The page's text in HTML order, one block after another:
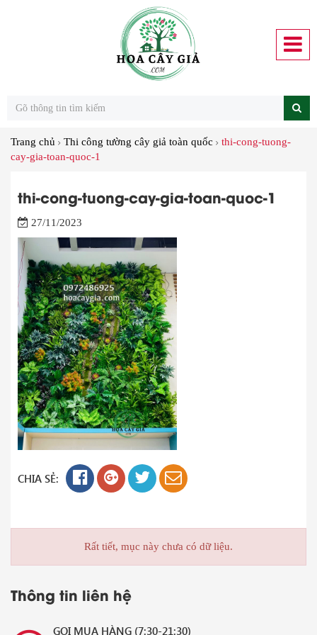
Trang chủ Thi công tường cây giả toàn quốc
thi-cong-tuong-
cay-gia-toan-quoc-1
thi-cong-tuong-cay-gia-toan-quoc-1
27/11/2023
CHIA SẺ:
Rất tiết, mục này chưa có dữ liệu.
Thông tin liên hệ
GỌI MUA HÀNG (7:30-21:30)